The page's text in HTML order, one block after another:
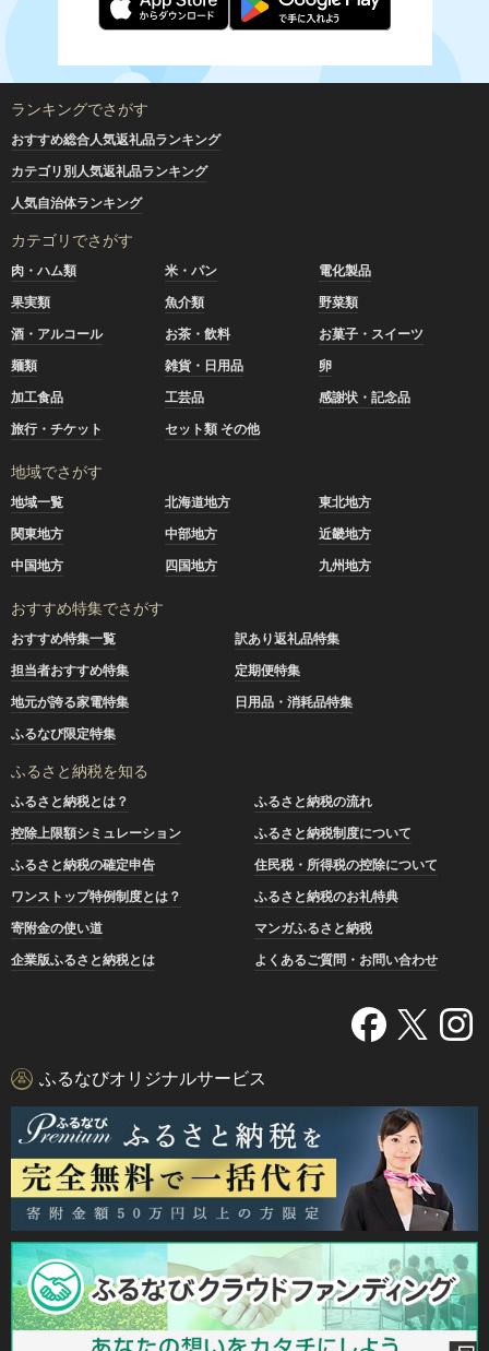
ランキングでさがす
おすすめ総合人気返礼品ランキング
カテゴリ別人気返礼品ランキング
人気自治体ランキング
カテゴリでさがす
肉・ハム類 米・パン
電化製品
果実類
魚介類
野菜類
酒・アルコール
お茶・飲料
お菓子・スイーツ
麺類
雑貨・日用品
卵
加工食品
工芸品
感謝状・記念品
旅行・チケット
セット類 その他
地域でさがす
地域一覧 北海道地方
東北地方
関東地方
中部地方
近畿地方
中国地方
四国地方 九州地方
おすすめ特集でさがす
おすすめ特集一覧
訳あり返礼品特集
担当者おすすめ特集
定期便特集
地元が誇る家電特集
日用品・消耗品特集
ふるなび限定特集
ふるさと納税を知る
ふるさと納税とは？
ふるさと納税の流れ
控除上限額シミュレーション
ふるさと納税制度について
ふるさと納税の確定申告
住民税・所得税の控除について
ワンストップ特例制度とは？
ふるさと納税のお礼特典
寄附金の使い道
マンガふるさと納税
企業版ふるさと納税とは
よくあるご質問・お問い合わせ
ふるなびオリジナルサービス